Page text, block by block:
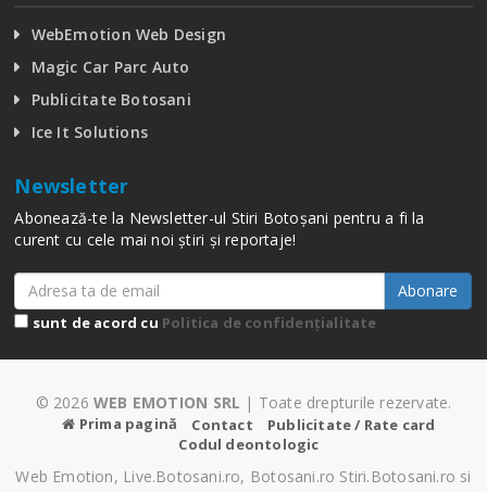
WebEmotion Web Design
Magic Car Parc Auto
Publicitate Botosani
Ice It Solutions
Newsletter
Abonează-te la Newsletter-ul Stiri Botoșani pentru a fi la
curent cu cele mai noi știri și reportaje!
Abonare
sunt de acord cu Politica de confidențialitate
© 2026 WEB EMOTION SRL | Toate drepturile rezervate.
Prima pagină Contact
Publicitate / Rate card
Codul deontologic
Web Emotion, Live.Botosani.ro, Botosani.ro Stiri.Botosani.ro si